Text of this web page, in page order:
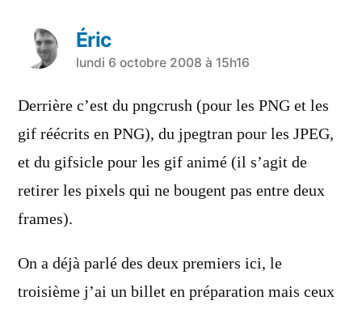
Éric
a
dit :
lundi 6 octobre 2008 à 15h16
Derrière c’est du pngcrush (pour les PNG et les
gif réécrits en PNG), du jpegtran pour les JPEG,
et du gifsicle pour les gif animé (il s’agit de
retirer les pixels qui ne bougent pas entre deux
frames).
On a déjà parlé des deux premiers ici, le
troisième j’ai un billet en préparation mais ceux